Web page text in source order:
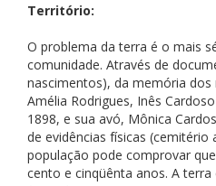
Território:
O problema da terra é o mais
comunidade. Através de
nascimentos), da memória dos
Amélia Rodrigues, Inês
1898, e sua avó, Mônica
de evidências físicas (cemitério
população pode comprovar
cento e cinqüênta anos. A